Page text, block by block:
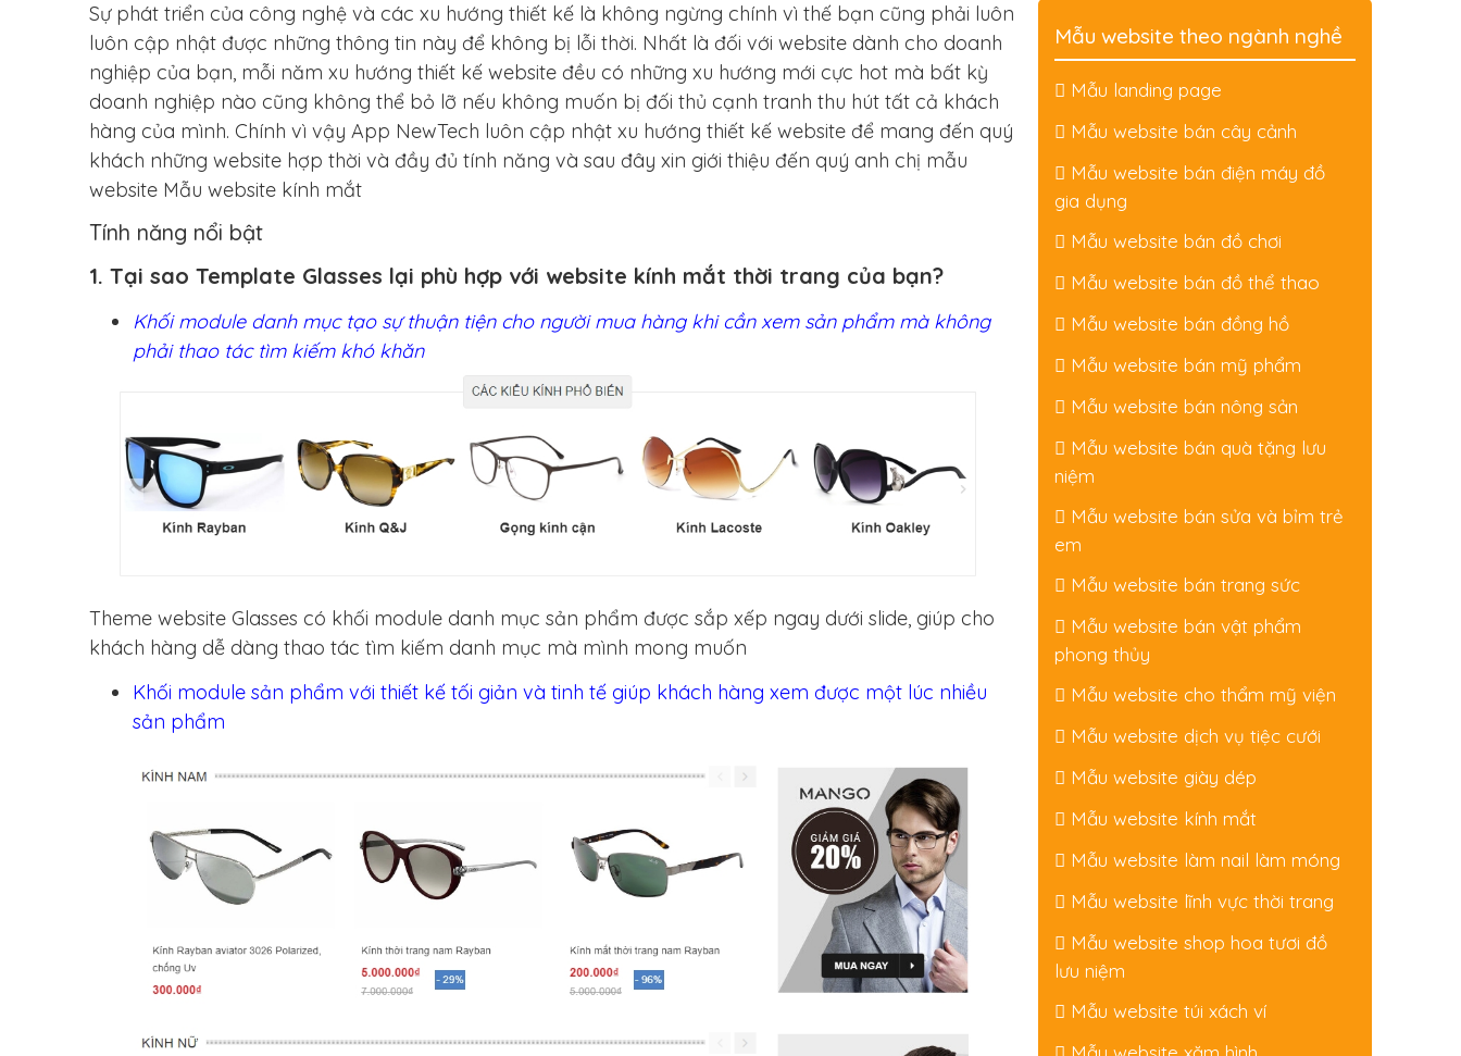
Sự phát triển của công nghệ và các xu hướng thiết kế là không ngừng chính vì thế bạn cũng phải luôn
luôn cập nhật được những thông tin này để không bị lỗi thời. Nhất là đối với website dành cho doanh
nghiệp của bạn, mỗi năm xu hướng thiết kế website đều có những xu hướng mới cực hot mà bất kỳ
doanh nghiệp nào cũng không thể bỏ lỡ nếu không muốn bị đối thủ cạnh tranh thu hút tất cả khách
hàng của mình. Chính vì vậy App NewTech luôn cập nhật xu hướng thiết kế website để mang đến quý
khách những website hợp thời và đầy đủ tính năng và sau đây xin giới thiệu đến quý anh chị mẫu
website Mẫu website kính mắt
Tính năng nổi bật
1. Tại sao Template Glasses lại phù hợp với website kính mắt thời trang của bạn?
Khối module danh mục tạo sự thuận tiện cho người mua hàng khi cần xem sản phẩm mà không
phải thao tác tìm kiếm khó khăn
Theme website Glasses có khối module danh mục sản phẩm được sắp xếp ngay dưới slide, giúp cho
khách hàng dễ dàng thao tác tìm kiếm danh mục mà mình mong muốn
Khối module sản phẩm với thiết kế tối giản và tinh tế giúp khách hàng xem được một lúc nhiều
sản phẩm
Mẫu website theo ngành nghề
Mẫu landing page
Mẫu website bán cây cảnh
Mẫu website bán điện máy đồ
gia dụng
Mẫu website bán đồ chơi
Mẫu website bán đồ thể thao
Mẫu website bán đồng hồ
Mẫu website bán mỹ phẩm
Mẫu website bán nông sản
Mẫu website bán quà tặng lưu
niệm
Mẫu website bán sửa và bỉm trẻ
em
Mẫu website bán trang sức
Mẫu website bán vật phẩm
phong thủy
Mẫu website cho thẩm mỹ viện
Mẫu website dịch vụ tiệc cưới
Mẫu website giày dép
Mẫu website kính mắt
Mẫu website làm nail làm móng
Mẫu website lĩnh vực thời trang
Mẫu website shop hoa tươi đồ
lưu niệm
Mẫu website túi xách ví